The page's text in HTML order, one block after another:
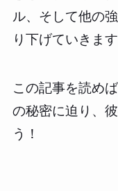
ル、そして他の
り下げていきます
この記事を読め
の秘密に迫り、
う！